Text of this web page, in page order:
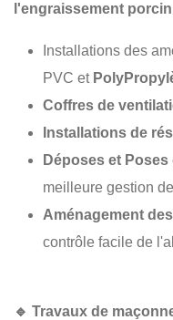
l'engraissement
Installations des
PVC et
Coffres de
Installations de
Déposes et
meilleure gestion
Aménagement
contrôle facile de
🔹 Travaux de